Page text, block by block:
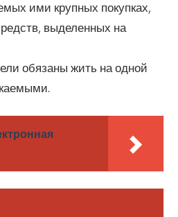
ими крупных покупках,
выделенных на
обязаны жить на одной